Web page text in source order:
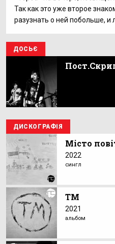
Так как это уже второе
разузнать о ней побольше, и
ДОСЬЄ
ДИСКОГРАФІЯ
Місто
2022
сингл
ТМ
2021
альбом